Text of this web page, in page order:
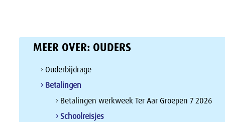
MEER OVER: OUDERS
› Ouderbijdrage
› Betalingen
› Betalingen werkweek Ter Aar Groepen 7 2026
› Schoolreisjes